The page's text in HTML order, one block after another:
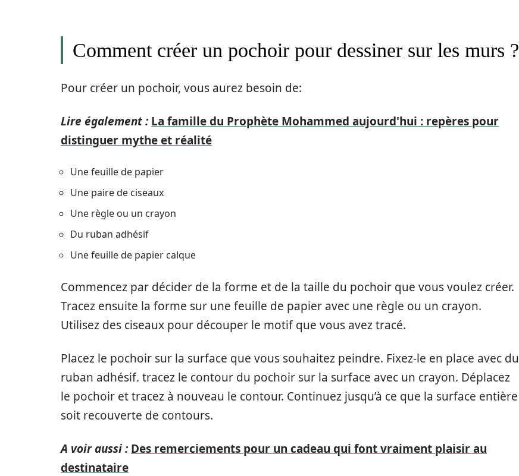
Comment créer un pochoir pour dessiner sur les murs ?
Pour créer un pochoir, vous aurez besoin de:
Lire également : La famille du Prophète Mohammed aujourd'hui : repères pour
distinguer mythe et réalité
Une feuille de papier
Une paire de ciseaux
Une règle ou un crayon
Du ruban adhésif
Une feuille de papier calque
Commencez par décider de la forme et de la taille du pochoir que vous voulez créer.
Tracez ensuite la forme sur une feuille de papier avec une règle ou un crayon.
Utilisez des ciseaux pour découper le motif que vous avez tracé.
Placez le pochoir sur la surface que vous souhaitez peindre. Fixez-le en place avec du
ruban adhésif. tracez le contour du pochoir sur la surface avec un crayon. Déplacez
le pochoir et tracez à nouveau le contour. Continuez jusqu’à ce que la surface entière
soit recouverte de contours.
A voir aussi : Des remerciements pour un cadeau qui font vraiment plaisir au
destinataire